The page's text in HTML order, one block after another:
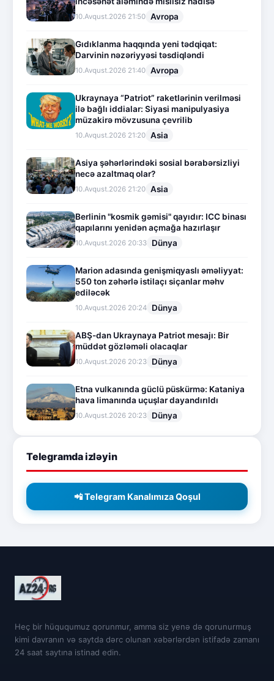
10.Avqust.2026 21:50 Avropa
Gıdıklanma haqqında yeni tədqiqat:
Darvinin nəzəriyyəsi təsdiqləndi
10.Avqust.2026 21:40 Avropa
Ukraynaya “Patriot” raketlərinin verilməsi
ilə bağlı iddialar: Siyasi manipulyasiya
müzakirə mövzusuna çevrilib
10.Avqust.2026 21:20 Asia
Asiya şəhərlərindəki sosial bərabərsizliyi
necə azaltmaq olar?
10.Avqust.2026 21:20 Asia
Berlinin "kosmik gəmisi" qayıdır: ICC binası
qapılarını yenidən açmağa hazırlaşır
10.Avqust.2026 20:33 Dünya
Marion adasında genişmiqyaslı əməliyyat:
550 ton zəhərlə istilaçı siçanlar məhv
ediləcək
10.Avqust.2026 20:24 Dünya
ABŞ-dan Ukraynaya Patriot mesajı: Bir
müddət gözləməli olacaqlar
10.Avqust.2026 20:23 Dünya
Etna vulkanında güclü püskürmə: Kataniya
hava limanında uçuşlar dayandırıldı
10.Avqust.2026 20:23 Dünya
Telegramda izləyin
📲 Telegram Kanalımıza Qoşul
Heç bir hüququmuz qorunmur, amma siz yenə də qorunurmuş
kimi davranın və saytda dərc olunan xəbərlərdən istifadə zamanı
24 saat saytına istinad edin.